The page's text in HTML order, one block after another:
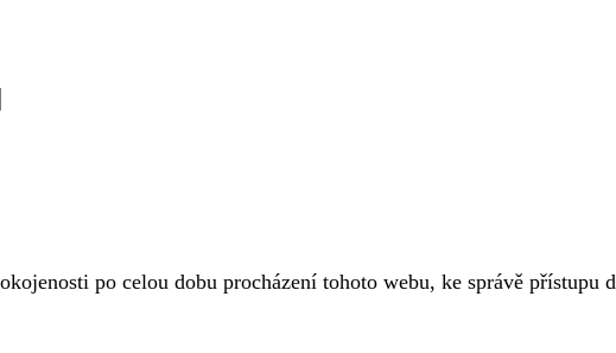
po celou dobu procházení tohoto webu, ke správě přístupu